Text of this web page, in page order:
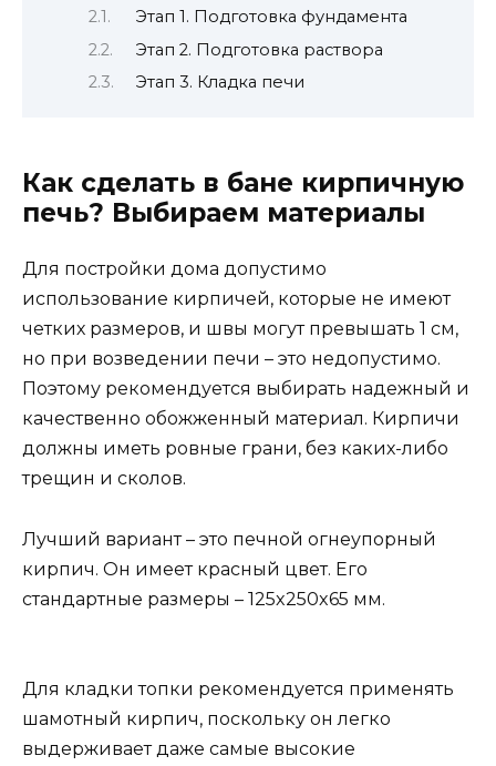
Этап 1. Подготовка фундамента
Этап 2. Подготовка раствора
Этап 3. Кладка печи
Как сделать в бане кирпичную
печь? Выбираем материалы
Для постройки дома допустимо
использование кирпичей, которые не имеют
четких размеров, и швы могут превышать 1 см,
но при возведении печи – это недопустимо.
Поэтому рекомендуется выбирать надежный и
качественно обожженный материал. Кирпичи
должны иметь ровные грани, без каких-либо
трещин и сколов.
Лучший вариант – это печной огнеупорный
кирпич. Он имеет красный цвет. Его
стандартные размеры – 125x250x65 мм.
Для кладки топки рекомендуется применять
шамотный кирпич, поскольку он легко
выдерживает даже самые высокие